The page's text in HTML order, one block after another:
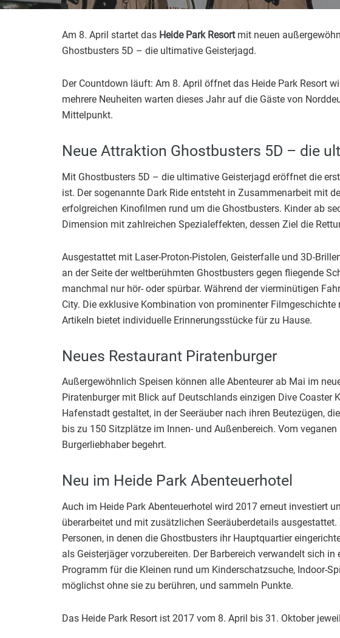
Am 8. April startet das Heide Park Resortmit neuen
Ghostbusters 5D – die ultimative Geisterjagd.
Der Countdown läuft: Am 8. April öffnet das Heide Park Resort
mehrere Neuheiten warten dieses Jahr auf die Gäste von
Mittelpunkt.
Neue Attraktion Ghostbusters 5D – die
Mit Ghostbusters 5D – die ultimative Geisterjagd eröffnet die
ist. Der sogenannte Dark Ride entsteht in Zusammenarbeit mit
erfolgreichen Kinofilmen rund um die Ghostbusters. Kinder ab
Dimension mit zahlreichen Spezialeffekten, dessen Ziel die
Ausgestattet mit Laser-Proton-Pistolen, Geisterfalle und 3D-
an der Seite der weltberühmten Ghostbusters gegen fliegende
manchmal nur hör- oder spürbar. Während der vierminütigen
City. Die exklusive Kombination von prominenter
Artikeln bietet individuelle Erinnerungsstücke für zu Hause.
Neues Restaurant Piratenburger
Außergewöhnlich Speisen können alle Abenteurer ab Mai im
Piratenburger mit Blick auf Deutschlands einzigen Dive Coaster
Hafenstadt gestaltet, in der Seeräuber nach ihren Beutezügen,
bis zu 150 Sitzplätze im Innen- und Außenbereich. Vom
Burgerliebhaber begehrt.
Neu im Heide Park Abenteuerhotel
Auch im Heide Park Abenteuerhotel wird 2017 erneut investiert
überarbeitet und mit zusätzlichen Seeräuberdetails
Personen, in denen die Ghostbusters ihr Hauptquartier
als Geisterjäger vorzubereiten. Der Barbereich verwandelt sich
Programm für die Kleinen rund um Kinderschatzsuche, Indoor-
möglichst ohne sie zu berühren, und sammeln Punkte.
Das Heide Park Resort ist 2017 vom 8. April bis 31. Oktober